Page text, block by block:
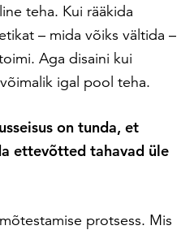
teha. Kui rääkida
– mida võiks vältida –
Aga disaini kui
igal pool teha.
on tunda, et
ettevõtted tahavad üle
protsess. Mis